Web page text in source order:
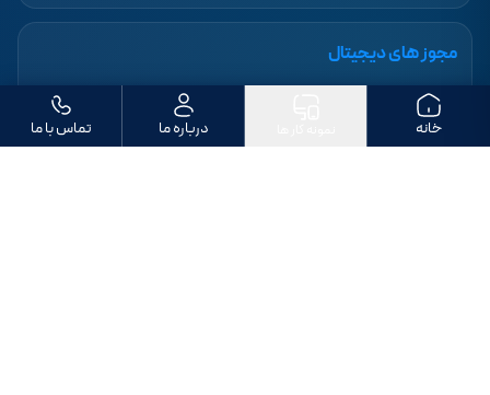
مجوز های دیجیتال
خانه درباره ما تماس با ما